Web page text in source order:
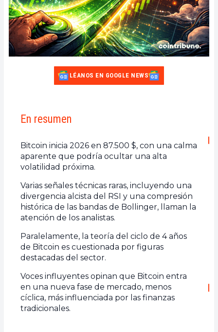
LÉANOS EN GOOGLE NEWS
En resumen
Bitcoin inicia 2026 en 87.500 $, con una calma
aparente que podría ocultar una alta
volatilidad próxima.
Varias señales técnicas raras, incluyendo una
divergencia alcista del RSI y una compresión
histórica de las bandas de Bollinger, llaman la
atención de los analistas.
Paralelamente, la teoría del ciclo de 4 años
de Bitcoin es cuestionada por figuras
destacadas del sector.
Voces influyentes opinan que Bitcoin entra
en una nueva fase de mercado, menos
cíclica, más influenciada por las finanzas
tradicionales.